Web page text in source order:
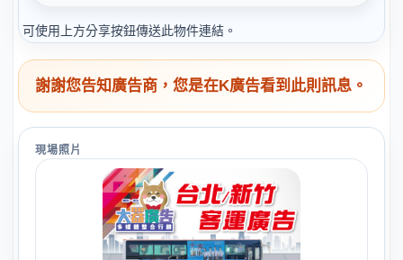
可使用上方分享按鈕傳送此物件連結。
謝謝您告知廣告商，您是在K廣告看到此則訊息。
現場照片